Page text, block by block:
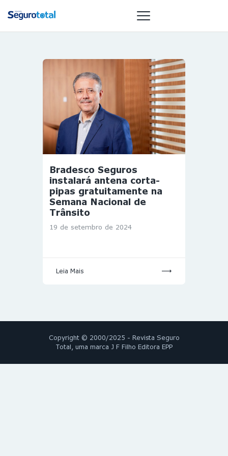
NOTÍCIAS
REVISTA
ESPECIAIS
GAIVOTA DE
OURO
ST SUMMIT
GESTORAS
HOMEST
HOME
Bradesco Seguros
instalará antena corta-
pipas gratuitamente na
Semana Nacional de
Trânsito
19 de setembro de 2024
Leia Mais
Copyright © 2000/2025 - Revista Seguro
Total, uma marca J F Filho Editora EPP